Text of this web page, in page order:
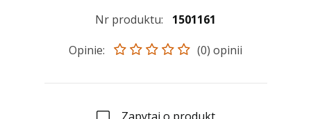
Nr produktu:
1501161
Opinie:
(0) opinii